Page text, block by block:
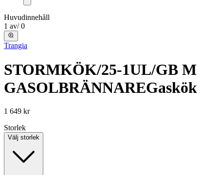
Huvudinnehåll
1 av/ 0
Trangia
STORMKÖK/25-1UL/GB M
GASOLBRÄNNAREGaskök
1 649 kr
Storlek
Välj storlek